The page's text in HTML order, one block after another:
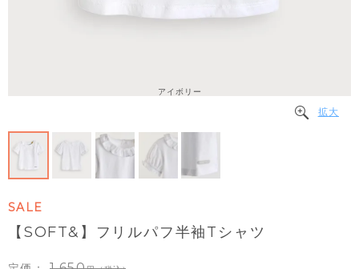
アイボリー
拡大
SALE
【SOFT&】フリルパフ半袖Tシャツ